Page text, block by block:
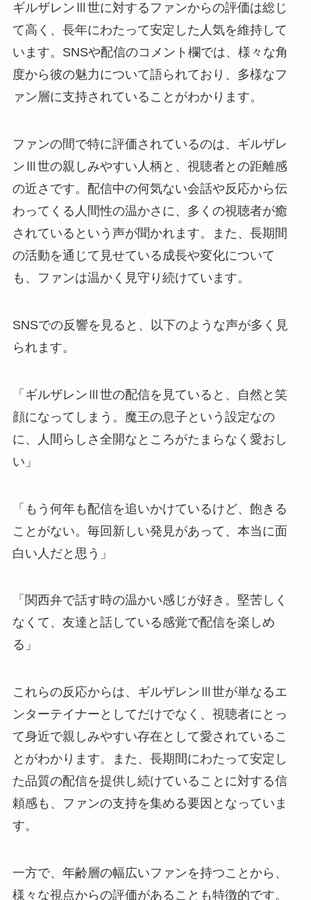
ギルザレンⅢ世に対するファンからの評価は総じ
て高く、長年にわたって安定した人気を維持して
います。SNSや配信のコメント欄では、様々な角
度から彼の魅力について語られており、多様なフ
ァン層に支持されていることがわかります。
ファンの間で特に評価されているのは、ギルザレ
ンⅢ世の親しみやすい人柄と、視聴者との距離感
の近さです。配信中の何気ない会話や反応から伝
わってくる人間性の温かさに、多くの視聴者が癒
されているという声が聞かれます。また、長期間
の活動を通じて見せている成長や変化について
も、ファンは温かく見守り続けています。
SNSでの反響を見ると、以下のような声が多く見
られます。
「ギルザレンⅢ世の配信を見ていると、自然と笑
顔になってしまう。魔王の息子という設定なの
に、人間らしさ全開なところがたまらなく愛おし
い」
「もう何年も配信を追いかけているけど、飽きる
ことがない。毎回新しい発見があって、本当に面
白い人だと思う」
「関西弁で話す時の温かい感じが好き。堅苦しく
なくて、友達と話している感覚で配信を楽しめ
る」
これらの反応からは、ギルザレンⅢ世が単なるエ
ンターテイナーとしてだけでなく、視聴者にとっ
て身近で親しみやすい存在として愛されているこ
とがわかります。また、長期間にわたって安定し
た品質の配信を提供し続けていることに対する信
頼感も、ファンの支持を集める要因となっていま
す。
一方で、年齢層の幅広いファンを持つことから、
様々な視点からの評価があることも特徴的です。